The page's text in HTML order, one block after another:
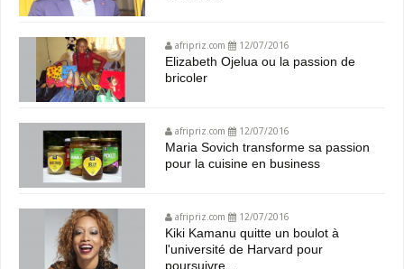
afripriz.com 12/07/2016
Elizabeth Ojelua ou la passion de
bricoler
afripriz.com 12/07/2016
Maria Sovich transforme sa passion
pour la cuisine en business
afripriz.com 12/07/2016
Kiki Kamanu quitte un boulot à
l'université de Harvard pour
poursuivre...